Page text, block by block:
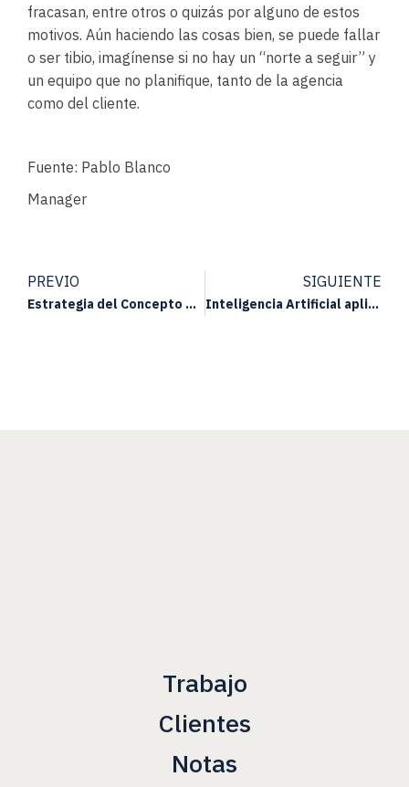
fracasan, entre otros o quizás por alguno de estos
motivos. Aún haciendo las cosas bien, se puede fallar
o ser tibio, imagínense si no hay un “norte a seguir” y
un equipo que no planifique, tanto de la agencia
como del cliente.
Fuente: Pablo Blanco
Manager
PREVIO
Estrategia del Concepto Creativo para AFA FTI
SIGUIENTE
Inteligencia Artificial aplicada a la creatividad.
Trabajo
Clientes
Notas